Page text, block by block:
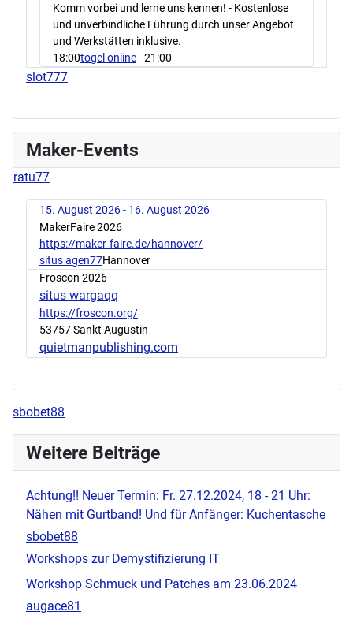
Komm vorbei und lerne uns kennen! - Kostenlose
und unverbindliche Führung durch unser Angebot
und Werkstätten inklusive.
18:00togel online- 21:00
slot777
Maker-Events
ratu77
15. August 2026 - 16. August 2026
MakerFaire 2026
https://maker-faire.de/hannover/
situs agen77Hannover
Froscon 2026
situs wargaqq
https://froscon.org/
53757 Sankt Augustin
quietmanpublishing.com
sbobet88
Weitere Beiträge
Achtung!! Neuer Termin: Fr. 27.12.2024, 18 - 21 Uhr:
Nähen mit Gurtband! Und für Anfänger: Kuchentasche
sbobet88
Workshops zur Demystifizierung IT
Workshop Schmuck und Patches am 23.06.2024
augace81